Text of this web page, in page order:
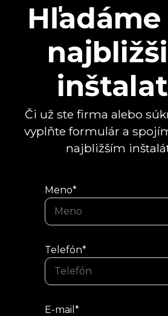
Či už ste firma alebo
vyplňte formulár a
najbližším
Meno*
Telefón*
E-mail*